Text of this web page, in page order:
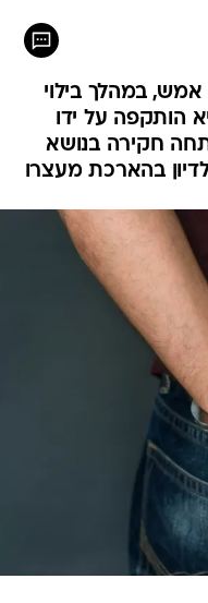
במהלך בילוי
הותקפה על ידו
חקירה בנושא
בהארכת מעצרו